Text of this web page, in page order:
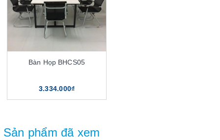
Bàn Họp BHCS05
3.334.000₫
Sản phẩm đã xem